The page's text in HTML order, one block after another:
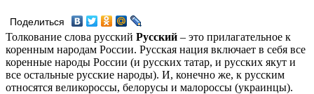
Поделиться
Толкование слова русский Русский – это прилагательное к
коренным народам России. Русская нация включает в себя все
коренные народы России (и русских татар, и русских якут и
все остальные русские народы). И, конечно же, к русским
относятся великороссы, белорусы и малороссы (украинцы).